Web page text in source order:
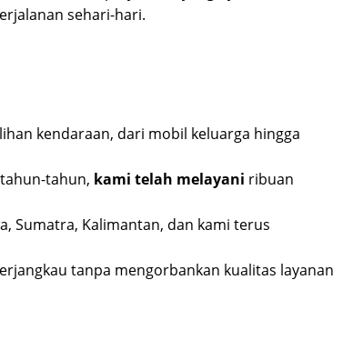
sehari-hari.
kendaraan, dari mobil keluarga hingga
tahun, kami telah melayani ribuan
Sumatra, Kalimantan, dan kami terus
tanpa mengorbankan kualitas layanan